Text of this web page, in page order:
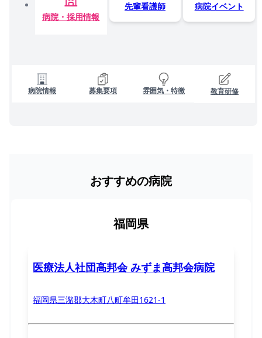
病院・採用情報
先輩看護師 病院イベント
病院情報 募集要項 雰囲気・特徴 教育研修
おすすめの病院
福岡県
医療法人社団高邦会 みずま高邦会病院
福岡県三潴郡大木町八町牟田1621-1